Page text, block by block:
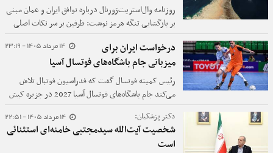
روزنامه وال‌استریت‌ژورنال درباره توافق ایران و عمان مبنی
بر بازگشایی تنگه هرمز نوشت: طرفین بر سر نکات اصلی
این پیش‌نویس که شامل ایجاد خط ورودی در نزدیکی ایران
و خط خروجی در نزدیکی عمان است، به توافق رسیده و آن
را با آمریکا، کشورهای منطقه و مقامات ارشد ایران که
هنوز باید آن را تأیید کنند، به اشتراک گذاشته‌اند.
14 مرداد 1405 - 23:19
درخواست ایران برای
میزبانی جام باشگاه‌های فوتسال آسیا
رئیس کمیته فوتسال گفت که فدراسیون فوتبال تلاش
می‌کند جام باشگاه‌های فوتسال آسیا 2027 در جزیره کیش
برگزار شود.
14 مرداد 1405 - 22:51 دکتر پزشکیان:
شخصیت آیت‌الله سیدمجتبی خامنه‌ای استثنائی
است